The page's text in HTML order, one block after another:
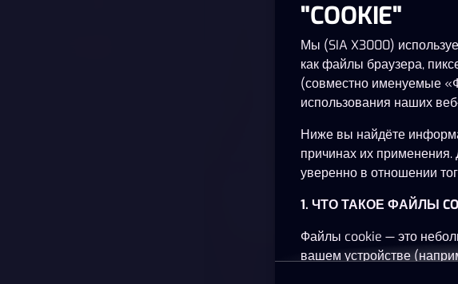
"COOKIE"
Мы (SIA X3000)
как файлы браузера,
(совместно именуемые
использования наших
Ниже вы найдёте
причинах их
уверенно в отношении
1. ЧТО ТАКОЕ ФАЙЛЫ
Файлы cookie — это
вашем устройстве
планшете) при